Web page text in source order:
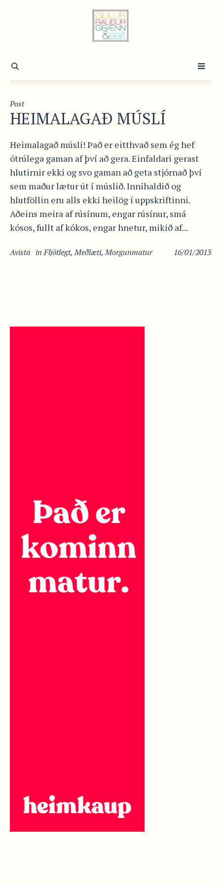
Post
HEIMALAGAÐ MÚSLÍ
Heimalagað múslí! Það er eitthvað sem ég hef
ótrúlega gaman af því að gera. Einfaldari gerast
hlutirnir ekki og svo gaman að geta stjórnað því
sem maður lætur út í múslið. Innihaldið og
hlutföllin eru alls ekki heilög í uppskriftinni.
Aðeins meira af rúsínum, engar rúsínur, smá
kósos, fullt af kókos, engar hnetur, mikið af...
16/01/2013
Avista inFljótlegt,Meðlæti,Morgunmatur